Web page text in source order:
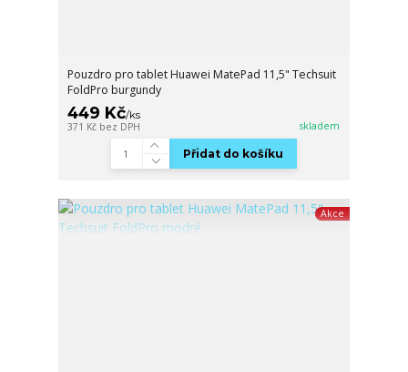
Pouzdro pro tablet Huawei MatePad 11,5" Techsuit
FoldPro burgundy
449 Kč/ks
371 Kč bez DPH skladem
Přidat do košíku
Akce